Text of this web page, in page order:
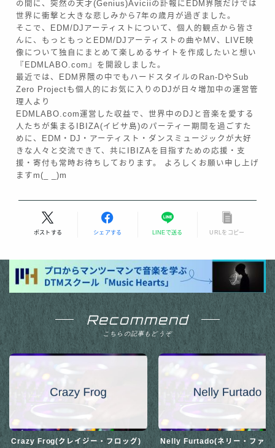
の間に、突然の天才(Genius)Aviciiの訃報にEDM界隈だけでは
世界に衝撃と大きな悲しみから7年の歳月が過ぎました。
そこで、EDM/DJアーティストについて、個人的観点から皆さ
んに、もっともっとEDM/DJアーティストの曲やMV、LIVE映
像について独自にまとめて楽しめるサイトを作成したいと想い
『EDMLABO.com』を開設しました。
最近では、EDM界隈の中でもハードスタイルのRan-DやSub
Zero Projectも個人的にお気に入りのDJが日々増加中の運営管
理人より
EDMLABO.com運営した収益で、世界中のDJと音楽を愛する
人たちが集まるIBIZA(イビサ島)のパーティー期間を過ごすた
めに、EDM・DJ・アーティスト・ダンスミュージックが大好
きな人々と交流できて、共にIBIZAを目指すための応援・支
援・寄付も常時お待ちしております。 よろしくお願い申し上げ
ますm(_ _)m
ポストする シェアする LINEで送る URLをコピー
Recommend
こちらの記事もどうぞ
Crazy Frog(クレイジー・フロッグ) Nelly Furtado(ネリー・ファー